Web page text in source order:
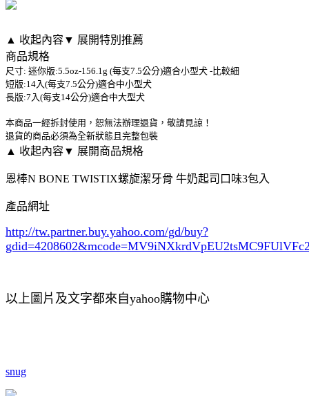
▲ 收起內容▼ 展開特別推薦
商品規格
尺寸: 迷你版:5.5oz-156.1g (每支7.5公分)適合小型犬 -比較細
短版:14入(每支7.5公分)適合中小型犬
長版:7入(每支14公分)適合中大型犬
本商品一經拆封使用，恕無法辦理退貨，敬請見諒！
退貨的商品必須為全新狀態且完整包裝
▲ 收起內容▼ 展開商品規格
恩棒N BONE TWISTIX螺旋潔牙骨 牛奶起司口味3包入
產品網址
http://tw.partner.buy.yahoo.com/gd/buy?
gdid=4208602
以上圖片及文字都來自yahoo購物中心
snug